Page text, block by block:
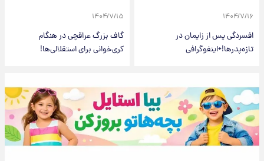
۱۴۰۴/۷/۱۶
افسردگی پس از زایمان در
تازه‌پدرها!+اینفوگرافی
۱۴۰۴/۷/۱۵
گاف بزرگ عراقچی در هنگام
کری‌خوانی برای استقلالی‌ها!